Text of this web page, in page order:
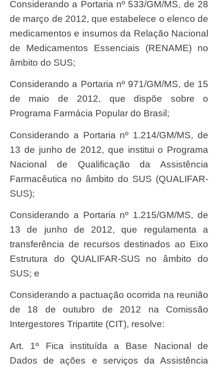
Considerando a Portaria nº 533/GM/MS, de 28
de março de 2012, que estabelece o elenco de
medicamentos e insumos da Relação Nacional
de Medicamentos Essenciais (RENAME) no
âmbito do SUS;
Considerando a Portaria nº 971/GM/MS, de 15
de maio de 2012, que dispõe sobre o
Programa Farmácia Popular do Brasil;
Considerando a Portaria nº 1.214/GM/MS, de
13 de junho de 2012, que institui o Programa
Nacional de Qualificação da Assistência
Farmacêutica no âmbito do SUS (QUALIFAR-
SUS);
Considerando a Portaria nº 1.215/GM/MS, de
13 de junho de 2012, que regulamenta a
transferência de recursos destinados ao Eixo
Estrutura do QUALIFAR-SUS no âmbito do
SUS; e
Considerando a pactuação ocorrida na reunião
de 18 de outubro de 2012 na Comissão
Intergestores Tripartite (CIT), resolve:
Art. 1º Fica instituída a Base Nacional de
Dados de ações e serviços da Assistência